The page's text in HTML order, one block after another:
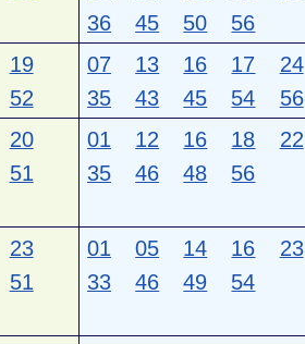
36
45 50 56
19
52
07 13 16 17
24
35
43 45 54 56
20
51
01 12 16 18
22
35
46 48 56
23
51
01 05 14 16
23
33
46 49 54